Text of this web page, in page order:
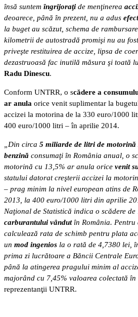
însă suntem îngrijoraţi de menţinerea
deoarece, până în prezent, nu a adus
la buget au scăzut, schema de
kilometrii de autostradă promişi nu au
priveşte restituirea de accize, lipsa de
dezastruoasă fac inutilă măsura şi toată
Radu Dinescu.
Conform UNTRR, o scădere a
ar anula orice venit suplimentar la
accizei la motorina de la 330 euro/1000
400 euro/1000 litri – în aprilie 2014.
„Din circa 5 miliarde de litri de
benzină consumaţi în România anual, o
motorină cu 13,5% ar anula orice venit
statului datorat creşterii accizei la
– prag minim la nivel european atins de
2013, la 400 euro/1000 litri din aprilie
Naţional de Statistică indica o scădere
carburantului vândutîn România. Pentru
calculează rata de schimb pentru plata
un mod ingenios la o rată de 4,7380 lei,
prima zi lucrătoare a Băncii Centrale
până la atingerea pragului minim al
majorând cu 7,45% valoarea colectată în
reprezentanţii UNTRR.